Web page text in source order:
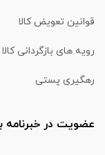
قوانین تعویض کالا
رویه های بازگردانی کالا
رهگیری پستی
عضویت در خبرنامه